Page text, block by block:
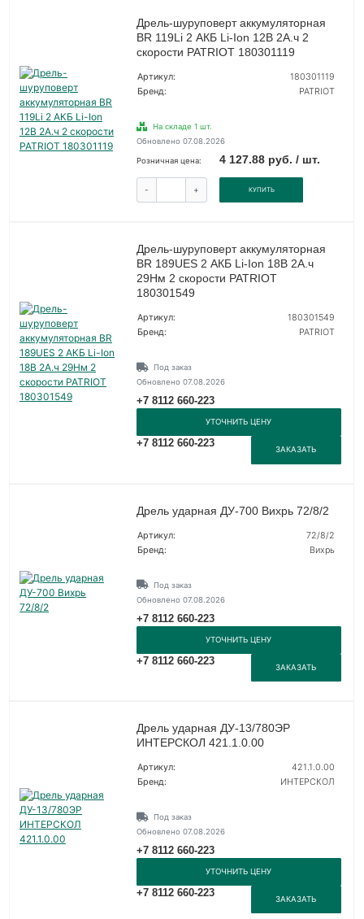
Дрель-шуруповерт аккумуляторная
BR 119Li 2 АКБ Li-Ion 12В 2А.ч 2
скорости PATRIOT 180301119
Артикул:
180301119
Бренд:
PATRIOT
На складе 1 шт.
Обновлено 07.08.2026
Розничная цена: 4 127.88 руб. / шт.
- + КУПИТЬ
Дрель-шуруповерт аккумуляторная
BR 189UES 2 АКБ Li-Ion 18В 2А.ч
29Нм 2 скорости PATRIOT
180301549
Артикул:
180301549
Бренд:
PATRIOT
Под заказ
Обновлено 07.08.2026
+7 8112 660-223
УТОЧНИТЬ ЦЕНУ
+7 8112 660-223
ЗАКАЗАТЬ
Дрель ударная ДУ-700 Вихрь 72/8/2
Артикул:
72/8/2
Бренд:
Вихрь
Под заказ
Обновлено 07.08.2026
+7 8112 660-223
УТОЧНИТЬ ЦЕНУ
+7 8112 660-223
ЗАКАЗАТЬ
Дрель ударная ДУ-13/780ЭР
ИНТЕРСКОЛ 421.1.0.00
Артикул:
421.1.0.00
Бренд:
ИНТЕРСКОЛ
Под заказ
Обновлено 07.08.2026
+7 8112 660-223
УТОЧНИТЬ ЦЕНУ
+7 8112 660-223
ЗАКАЗАТЬ